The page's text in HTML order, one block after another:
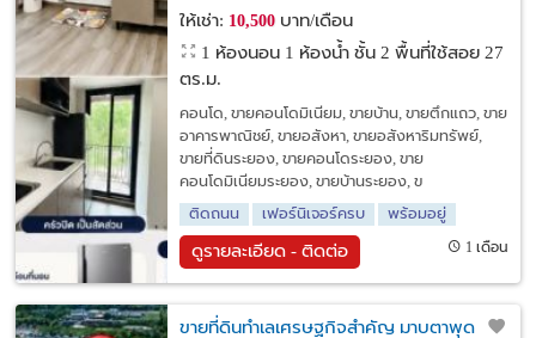
ให้เช่า: 10,500บาท/เดือน
1 ห้องนอน 1 ห้องน้ำ ชั้น 2 พื้นที่ใช้สอย 27
ตร.ม.
คอนโด, ขายคอนโดมิเนียม, ขายบ้าน, ขายตึกแถว, ขาย
อาคารพาณิชย์, ขายอสังหา, ขายอสังหาริมทรัพย์,
ขายที่ดินระยอง, ขายคอนโดระยอง, ขาย
คอนโดมิเนียมระยอง, ขายบ้านระยอง, ข
ติดถนน
เฟอร์นิเจอร์ครบ พร้อมอยู่
ดูรายละเอียด - ติดต่อ 1 เดือน
ขายที่ดินทำเลเศรษฐกิจสำคัญ มาบตาพุด